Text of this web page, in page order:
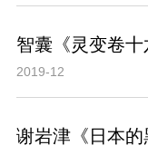
智囊《灵变卷
2019-12
谢岩津《日本